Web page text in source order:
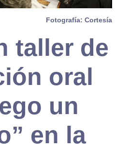
Fotografía: Cortesía
taller de
oral
un
en la